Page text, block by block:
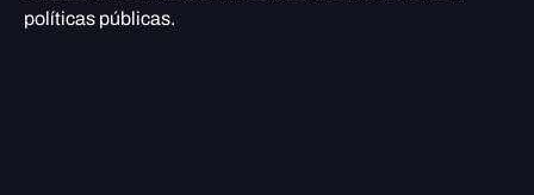
políticas públicas.